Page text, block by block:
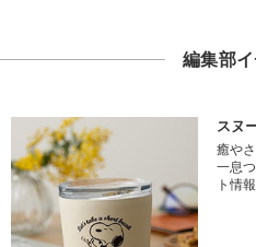
編集部
スヌ
癒や
一息
ト情